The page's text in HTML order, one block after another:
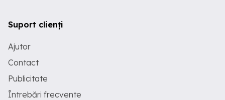
Suport clienți
Ajutor
Contact
Publicitate
Întrebări frecvente